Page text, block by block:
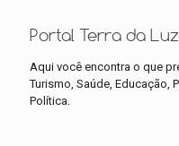
Portal Terra da Luz
Aqui você encontra o que
Turismo, Saúde, Educação,
Política.